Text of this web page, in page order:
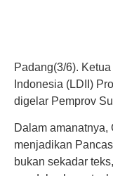
Padang(3/6).
Indonesia (LDII)
digelar Pemprov
Dalam amanatnya,
menjadikan
bukan sekadar